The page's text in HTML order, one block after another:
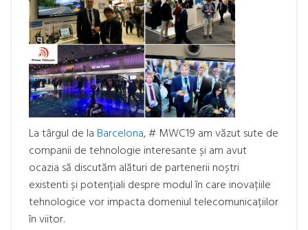
La târgul de laBarcelona, # MWC19 am văzut sute de
companii de tehnologie interesante și am avut
ocazia să discutăm alături de partenerii noștri
existenti și potențiali despre modul în care inovațiile
tehnologice vor impacta domeniul telecomunicațiilor
în viitor.